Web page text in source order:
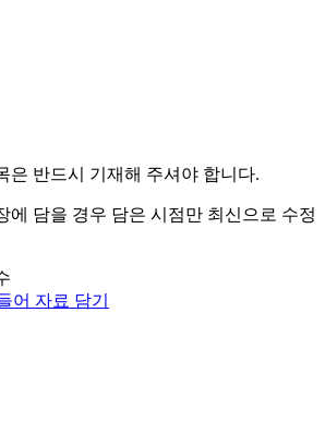
은 반드시 기재해 주셔야 합니다.
에 담을 경우 담은 시점만 최신으로 수정
어 자료 담기